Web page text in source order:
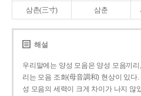
삼촌(三寸) 삼춘
해설
우리말에는 양성 모음은 양성 모음끼
리는 모음 조화(母音調和) 현상이 있다
성 모음의 세력이 크게 차이가 나지 않